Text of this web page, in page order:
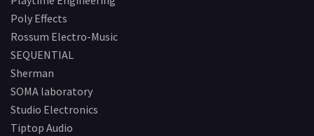
Poly Effects
Rossum Electro-Music
SEQUENTIAL
Sherman
SOMA laboratory
Studio Electronics
Tiptop Audio